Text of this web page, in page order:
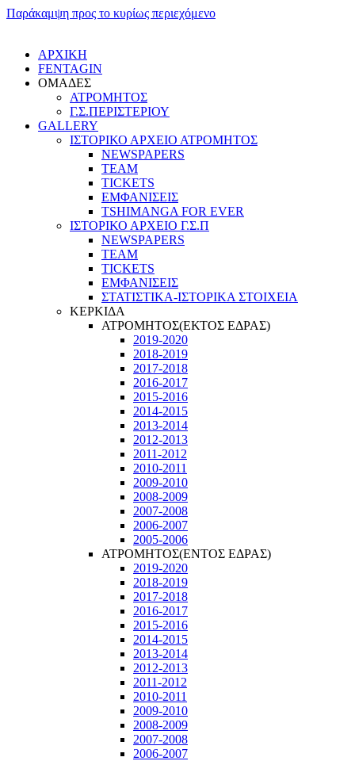
Παράκαμψη προς το κυρίως περιεχόμενο
ΑΡΧΙΚΗ
FENTAGIN
ΟΜΑΔΕΣ
ΑΤΡΟΜΗΤΟΣ
Γ.Σ.ΠEΡΙΣΤΕΡΙΟΥ
GALLERY
ΙΣΤΟΡΙΚΟ ΑΡΧΕΙΟ ΑΤΡΟΜΗΤΟΣ
NEWSPAPERS
TEAM
TICKETS
ΕΜΦΑΝΙΣΕΙΣ
TSHIMANGA FOR EVER
ΙΣΤΟΡΙΚΟ ΑΡΧΕΙΟ Γ.Σ.Π
NEWSPAPERS
TEAM
TICKETS
ΕΜΦΑΝΙΣΕΙΣ
ΣΤΑΤΙΣΤΙΚΑ-ΙΣΤΟΡΙΚΑ ΣΤΟΙΧΕΙΑ
ΚΕΡΚΙΔΑ
ΑΤΡΟΜΗΤΟΣ(ΕΚΤΟΣ ΕΔΡΑΣ)
2019-2020
2018-2019
2017-2018
2016-2017
2015-2016
2014-2015
2013-2014
2012-2013
2011-2012
2010-2011
2009-2010
2008-2009
2007-2008
2006-2007
2005-2006
ΑΤΡΟΜΗΤΟΣ(ΕΝΤΟΣ ΕΔΡΑΣ)
2019-2020
2018-2019
2017-2018
2016-2017
2015-2016
2014-2015
2013-2014
2012-2013
2011-2012
2010-2011
2009-2010
2008-2009
2007-2008
2006-2007